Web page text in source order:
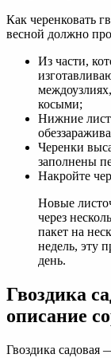
Как черенковать
весной должно
Из части,
косыми;
Нижние
Черенки
заполнены
Накройте
Новые
через
пакет на
недель, эту
день.
Гвоздика
описание
Гвоздика садовая